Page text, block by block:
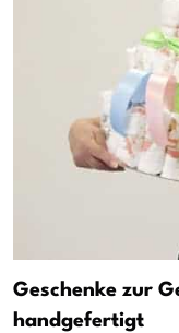
Geschenke zur
handgefertigt